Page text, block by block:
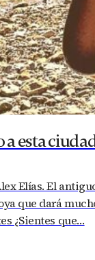
esta
Elías. El
que dará
¿Sientes que…